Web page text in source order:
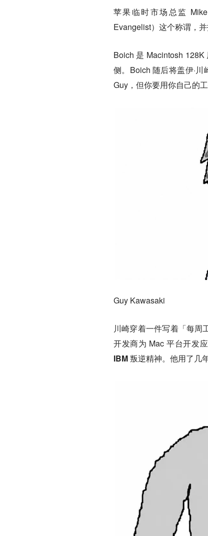
苹果临时市场总监
Evangelist）这个称谓，
Boich 是 Macintosh
侧。Boich 随后将盖伊·
Guy，但你要用你自己的
Guy Kawasaki
川崎穿着一件写着「每周
开发商为 Mac 平台开发
IBM 叛逆精神。他用了几